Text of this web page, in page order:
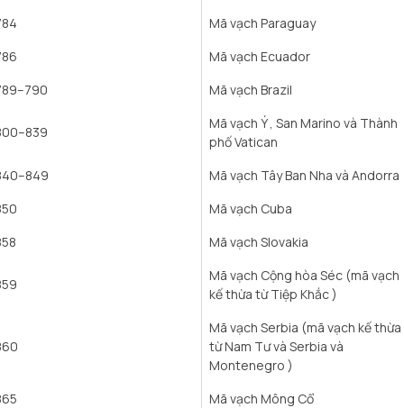
Mã vạch Paraguay
Mã vạch Ecuador
Mã vạch Brazil
Mã vạch Ý , San Marino và Thành
phố Vatican
Mã vạch Tây Ban Nha và Andorra
Mã vạch Cuba
Mã vạch Slovakia
Mã vạch Cộng hòa Séc (mã vạch
kế thừa từ Tiệp Khắc )
Mã vạch Serbia (mã vạch kế thừa
từ Nam Tư và Serbia và
Montenegro )
Mã vạch Mông Cổ